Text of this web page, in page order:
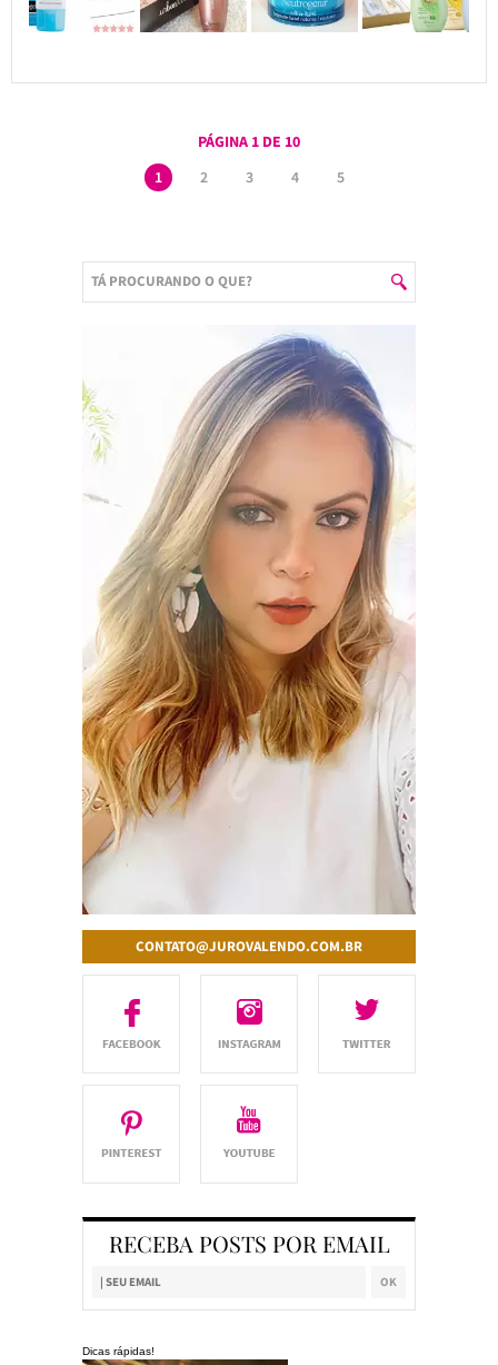
PÁGINA 1 DE 10
1
2 3 4 5
CONTATO@JUROVALENDO.COM.BR
RECEBA POSTS POR EMAIL
Dicas rápidas!